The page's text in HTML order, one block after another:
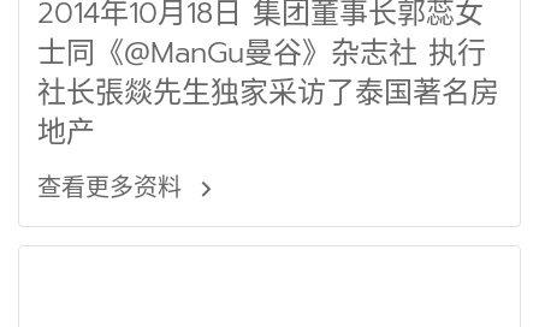
2014年10月18日 集团董事长郭蕊女
士同《@ManGu曼谷》杂志社 执行
社长張燚先生独家采访了泰国著名房
地产
查看更多资料